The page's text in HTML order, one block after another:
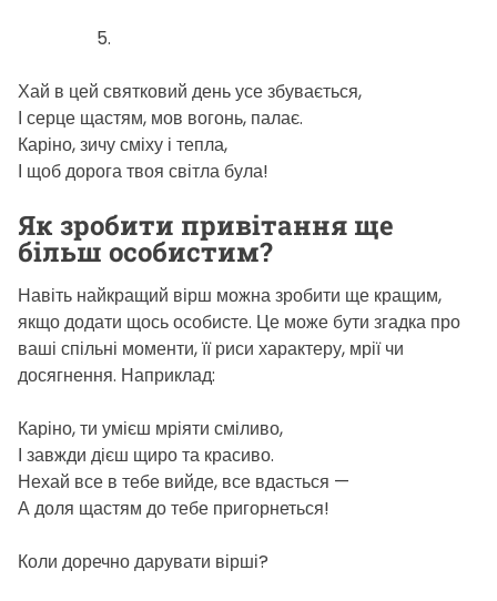
Хай в цей святковий день усе збувається,
І серце щастям, мов вогонь, палає.
Каріно, зичу сміху і тепла,
І щоб дорога твоя світла була!
Як зробити привітання ще
більш особистим?
Навіть найкращий вірш можна зробити ще кращим,
якщо додати щось особисте. Це може бути згадка про
ваші спільні моменти, її риси характеру, мрії чи
досягнення. Наприклад:
Каріно, ти умієш мріяти сміливо,
І завжди дієш щиро та красиво.
Нехай все в тебе вийде, все вдасться —
А доля щастям до тебе пригорнеться!
Коли доречно дарувати вірші?